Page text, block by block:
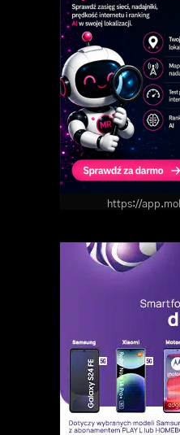
https://